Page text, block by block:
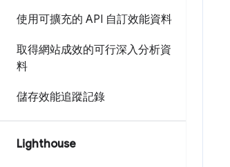
使用可擴充的 API 自訂效能資料
取得網站成效的可行深入分析資
料
儲存效能追蹤記錄
Lighthouse